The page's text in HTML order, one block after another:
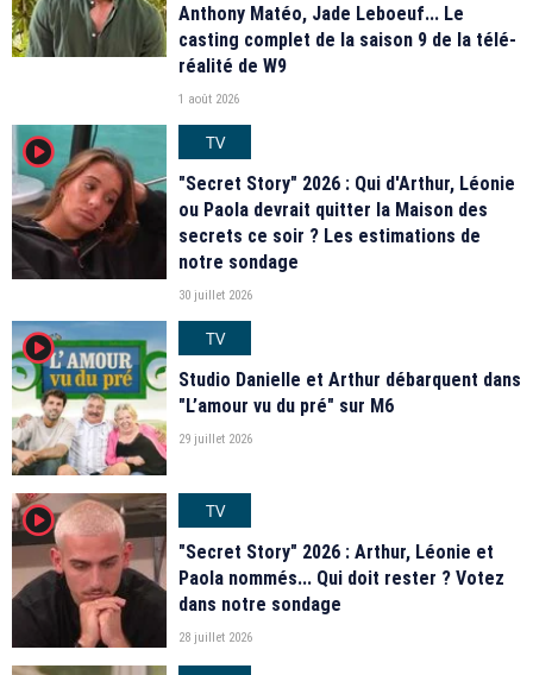
Anthony Matéo, Jade Leboeuf... Le
casting complet de la saison 9 de la télé-
réalité de W9
1 août 2026
player2
TV
"Secret Story" 2026 : Qui d'Arthur, Léonie
ou Paola devrait quitter la Maison des
secrets ce soir ? Les estimations de
notre sondage
30 juillet 2026
player2
TV
Studio Danielle et Arthur débarquent dans
"L’amour vu du pré" sur M6
29 juillet 2026
player2
TV
"Secret Story" 2026 : Arthur, Léonie et
Paola nommés... Qui doit rester ? Votez
dans notre sondage
28 juillet 2026